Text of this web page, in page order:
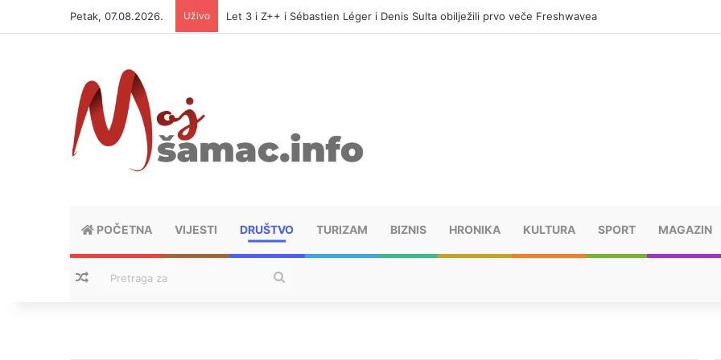
Petak, 07.08.2026. Uživo Let 3 i Z++ i Sébastien Léger i Denis Sulta obilježili prvo veče Freshwavea
POČETNA VIJESTI DRUŠTVO TURIZAM BIZNIS HRONIKA KULTURA SPORT MAGAZIN
Nasumični tekstovi